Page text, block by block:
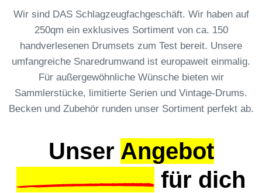
Wir sind DAS Schlagzeugfachgeschäft. Wir haben auf
250qm ein exklusives Sortiment von ca. 150
handverlesenen Drumsets zum Test bereit. Unsere
umfangreiche Snaredrumwand ist europaweit einmalig.
Für außergewöhnliche Wünsche bieten wir
Sammlerstücke, limitierte Serien und Vintage-Drums.
Becken und Zubehör runden unser Sortiment perfekt ab.
Unser Angebot
für dich